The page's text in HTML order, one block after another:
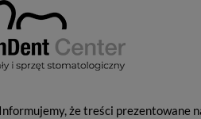
Informujemy, że treści prezentowane
STERYLIZACJA
Halo Sectional Matrix